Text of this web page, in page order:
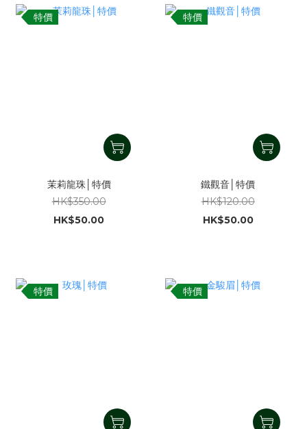
特價
茉莉龍珠│特價
HK$350.00
HK$50.00
特價
鐵觀音│特價
HK$120.00
HK$50.00
特價 特價